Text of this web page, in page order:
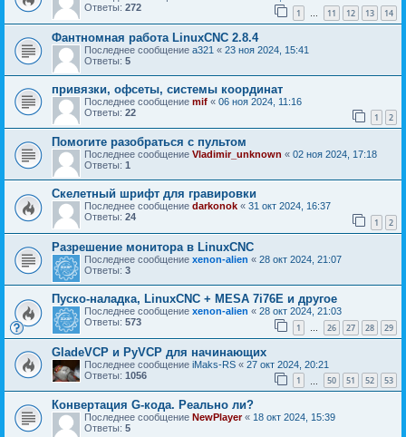
Ответы: 272 1 … 11 12 13 14
Фантномная работа LinuxCNC 2.8.4
Последнее сообщение a321 « 23 ноя 2024, 15:41
Ответы: 5
привязки, офсеты, системы координат
Последнее сообщение mif « 06 ноя 2024, 11:16
Ответы: 22 1 2
Помогите разобраться с пультом
Последнее сообщение Vladimir_unknown « 02 ноя 2024, 17:18
Ответы: 1
Скелетный шрифт для гравировки
Последнее сообщение darkonok « 31 окт 2024, 16:37
Ответы: 24 1 2
Разрешение монитора в LinuxCNC
Последнее сообщение xenon-alien « 28 окт 2024, 21:07
Ответы: 3
Пуско-наладка, LinuxCNC + MESA 7i76E и другое
Последнее сообщение xenon-alien « 28 окт 2024, 21:03
Ответы: 573 1 … 26 27 28 29
GladeVCP и PyVCP для начинающих
Последнее сообщение iMaks-RS « 27 окт 2024, 20:21
Ответы: 1056 1 50 51 52 53
Конвертация G-кода. Реально ли?
Последнее сообщение NewPlayer« 18 окт 2024, 15:39
Ответы: 5